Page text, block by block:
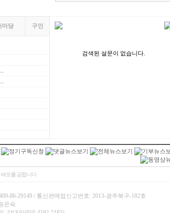
마당 구인
검색된 설문이 없습니다.
포를 금합니다
86-29149 / 통신판매업신고번호: 2013-광주북구-182호
은숙